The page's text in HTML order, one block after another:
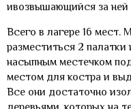
ивозвышающийся за ней
Всего в лагере 16 мест.
разместиться 2
насыпным местечком
местом для костра и
Все они достаточно